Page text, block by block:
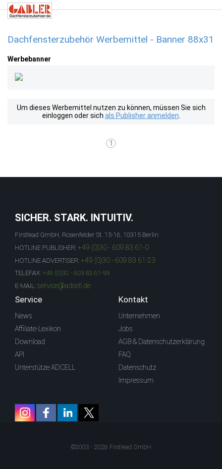
Dachfensterzubehör Werbemittel - Banner 88x31
Werbebanner
Um dieses Werbemittel nutzen zu können, müssen Sie sich
einloggen oder sich als Publisher anmelden
1
SICHER. STARK. INTUITIV.
Firstlead GmbH, Rosenfelder St. 15-16, 10315 Berlin
HOTLINE PUBLISHER: +49 (0)30 - 609 83 61-0
HOTLINE ADVERTISER: +49 (0)30 - 609 83 61-23
TELEFAX: +49 (0)30 - 609 83 61-99
E-MAIL: service@adcell.de
Service
News
Affiliate-Lexikon
Download
API
Unterstütze ADCELL
Kontakt
Unternehmen
Jobs
AGB & Datenschutzerklärung
FAQ
Datenschutz
Impressum
©2003 - 2026 Firstlead GmbH